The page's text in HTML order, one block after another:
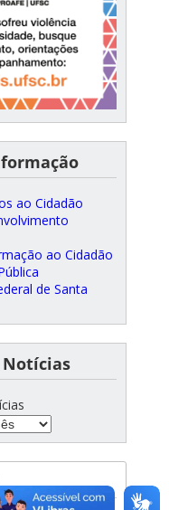
ao Cidadão
ao Cidadão
de Santa